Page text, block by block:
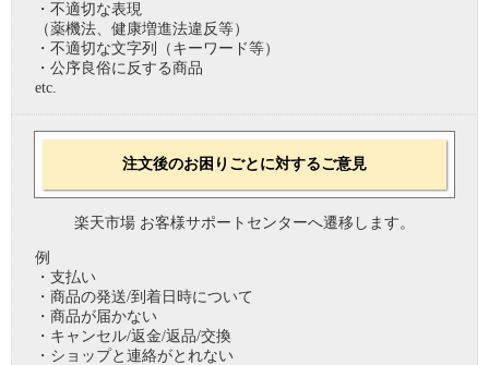
・不適切な表現
（薬機法、健康増進法違反等）
・不適切な文字列（キーワード等）
・公序良俗に反する商品
etc.
注文後のお困りごとに対するご意見
楽天市場 お客様サポートセンターへ遷移します。
例
・支払い
・商品の発送/到着日時について
・商品が届かない
・キャンセル/返金/返品/交換
・ショップと連絡がとれない